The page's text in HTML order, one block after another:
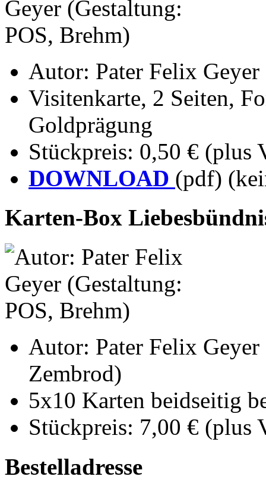
Autor: Pater Felix
Visitenkarte, 2 Seiten,
Goldprägung
Stückpreis: 0,50 € (plus
DOWNLOAD (pdf)
Karten-Box
Autor: Pater Felix
Zembrod)
5x10 Karten beidseitig
Stückpreis: 7,00 € (plus
Bestelladresse